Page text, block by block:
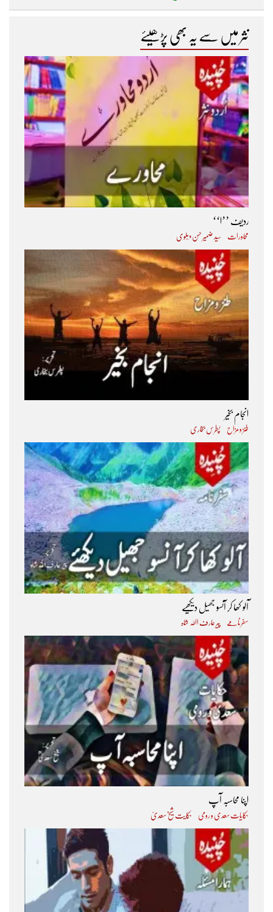
نثر میں سے یہ بھی پڑھیئے
ردیف ’’ا‘‘
محاورات سید ضمیر حسن دہلوی
انجام بخیر
طنز و مزاح پطرس بخاری
آلو کھا کر آنسو جھیل دیکھیے
سفرنامے پیر عارف اﷲ شاہ
اپنا محاسبہ آپ
حکایات سعدی و رومی حکایت شیخ سعدیؒ